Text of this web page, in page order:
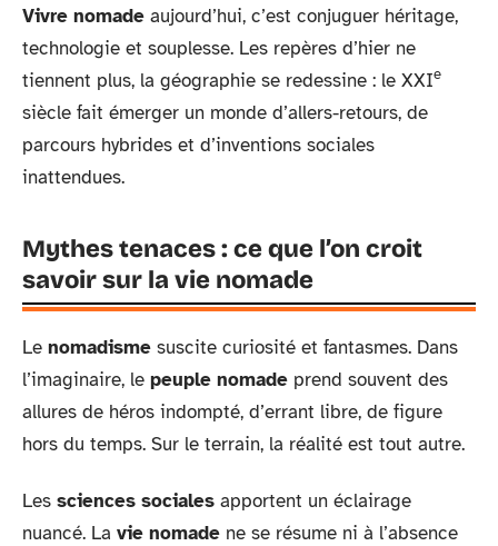
Vivre nomade aujourd’hui, c’est conjuguer héritage,
technologie et souplesse. Les repères d’hier ne
tiennent plus, la géographie se redessine : le XXIe
siècle fait émerger un monde d’allers-retours, de
parcours hybrides et d’inventions sociales
inattendues.
Mythes tenaces : ce que l’on croit
savoir sur la vie nomade
Le nomadisme suscite curiosité et fantasmes. Dans
l’imaginaire, le peuple nomade prend souvent des
allures de héros indompté, d’errant libre, de figure
hors du temps. Sur le terrain, la réalité est tout autre.
Les sciences sociales apportent un éclairage
nuancé. La vie nomade ne se résume ni à l’absence